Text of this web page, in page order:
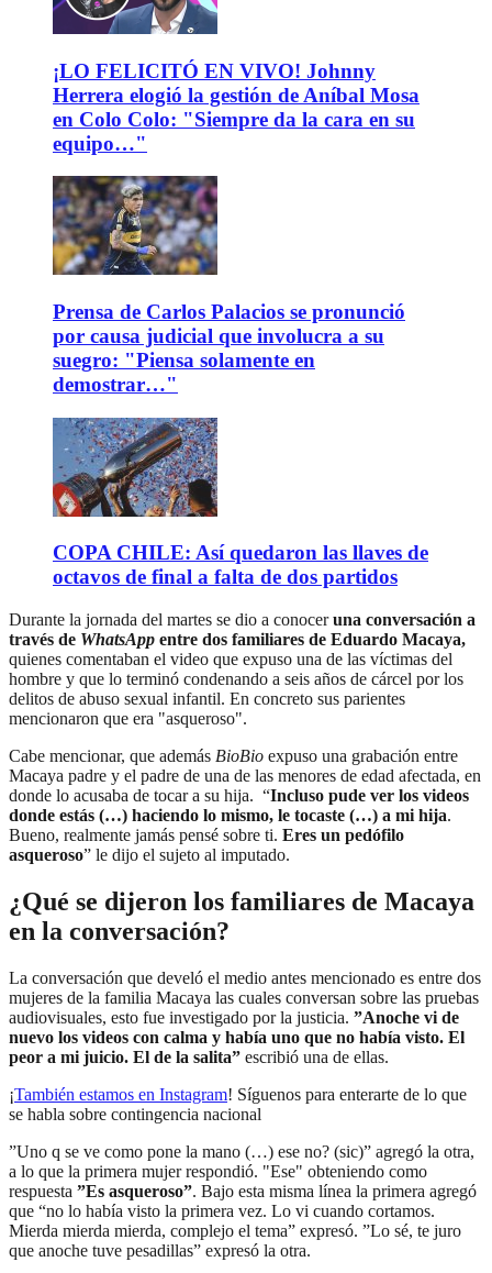
¡LO FELICITÓ EN VIVO! Johnny
Herrera elogió la gestión de Aníbal Mosa
en Colo Colo: "Siempre da la cara en su
equipo…"
Prensa de Carlos Palacios se pronunció
por causa judicial que involucra a su
suegro: "Piensa solamente en
demostrar…"
COPA CHILE: Así quedaron las llaves de
octavos de final a falta de dos partidos
Durante la jornada del martes se dio a conoceruna conversación a
través de WhatsApp entre dos familiares de Eduardo Macaya,
quienes comentaban el video que expuso una de las víctimas del
hombre y que lo terminó condenando a seis años de cárcel por los
delitos de abuso sexual infantil. En concreto sus parientes
mencionaron que era "asqueroso".
Cabe mencionar, que además BioBio expuso una grabación entre
Macaya padre y el padre de una de las menores de edad afectada, en
donde lo acusaba de tocar a su hija. “Incluso pude ver los videos
donde estás (…) haciendo lo mismo, le tocaste (…) a mi hija.
Bueno, realmente jamás pensé sobre ti. Eres un pedófilo
asqueroso” le dijo el sujeto al imputado.
¿Qué se dijeron los familiares de Macaya
en la conversación?
La conversación que develó el medio antes mencionado es entre dos
mujeres de la familia Macaya las cuales conversan sobre las pruebas
audiovisuales, esto fue investigado por la justicia. ”Anoche vi de
nuevo los videos con calma y había uno que no había visto. El
peor a mi juicio. El de la salita” escribió una de ellas.
¡También estamos en Instagram! Síguenos para enterarte de lo que
se habla sobre contingencia nacional
”Uno q se ve como pone la mano (…) ese no? (sic)” agregó la otra,
a lo que la primera mujer respondió. "Ese" obteniendo como
respuesta ”Es asqueroso”. Bajo esta misma línea la primera agregó
que “no lo había visto la primera vez. Lo vi cuando cortamos.
Mierda mierda mierda, complejo el tema” expresó. ”Lo sé, te juro
que anoche tuve pesadillas” expresó la otra.